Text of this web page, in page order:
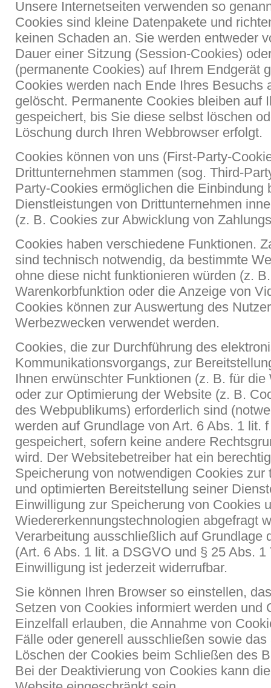
Unsere Internetseiten verwenden so
Cookies sind kleine Datenpakete und
keinen Schaden an. Sie werden entweder
Dauer einer Sitzung (Session-Cookies)
(permanente Cookies) auf Ihrem Endgerät
Cookies werden nach Ende Ihres Besuchs
gelöscht. Permanente Cookies bleiben auf
gespeichert, bis Sie diese selbst löschen
Löschung durch Ihren Webbrowser erfolgt.
Cookies können von uns (First-Party-
Drittunternehmen stammen (sog. Third-
Party-Cookies ermöglichen die Einbindung
Dienstleistungen von Drittunternehmen
(z. B. Cookies zur Abwicklung von
Cookies haben verschiedene Funktionen.
sind technisch notwendig, da bestimmte
ohne diese nicht funktionieren würden (z.
Warenkorbfunktion oder die Anzeige von
Cookies können zur Auswertung des
Werbezwecken verwendet werden.
Cookies, die zur Durchführung des
Kommunikationsvorgangs, zur
Ihnen erwünschter Funktionen (z. B. für die
oder zur Optimierung der Website (z. B.
des Webpublikums) erforderlich sind
werden auf Grundlage von Art. 6 Abs. 1 lit.
gespeichert, sofern keine andere
wird. Der Websitebetreiber hat ein
Speicherung von notwendigen Cookies zur
und optimierten Bereitstellung seiner
Einwilligung zur Speicherung von Cookies
Wiedererkennungstechnologien abgefragt
Verarbeitung ausschließlich auf Grundlage
(Art. 6 Abs. 1 lit. a DSGVO und § 25 Abs. 1
Einwilligung ist jederzeit widerrufbar.
Sie können Ihren Browser so einstellen,
Setzen von Cookies informiert werden und
Einzelfall erlauben, die Annahme von
Fälle oder generell ausschließen sowie
Löschen der Cookies beim Schließen des
Bei der Deaktivierung von Cookies kann